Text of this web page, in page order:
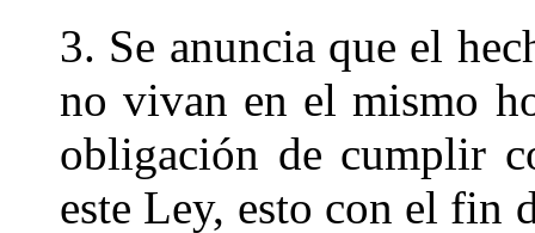
3. Se anuncia que el
no vivan en el mismo
obligación de cumplir
este Ley, esto con el fin